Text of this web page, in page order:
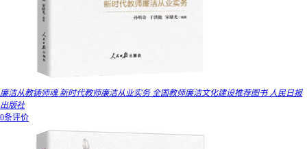
廉洁从教铸师魂 新时代教师廉洁从业实务 全国教师廉洁文化建设推荐图书 人民日报
出版社
0条评价